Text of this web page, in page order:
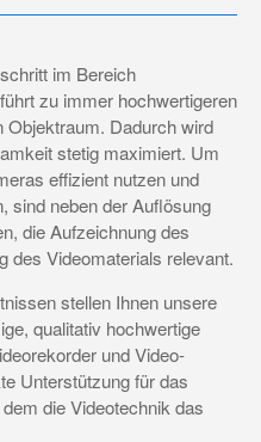
im Bereich
zu immer hochwertigeren
Objektraum. Dadurch wird
stetig maximiert. Um
effizient nutzen und
sind neben der Auflösung
die Aufzeichnung des
des Videomaterials relevant.
stellen Ihnen unsere
qualitativ hochwertige
und Video-
Unterstützung für das
die Videotechnik das